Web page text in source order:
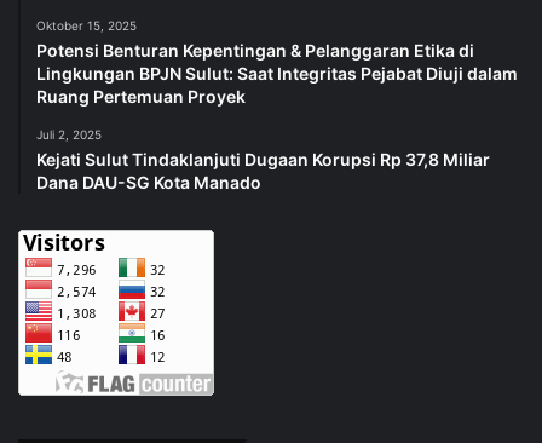
Oktober 15, 2025
Potensi Benturan Kepentingan & Pelanggaran Etika di
Lingkungan BPJN Sulut: Saat Integritas Pejabat Diuji dalam
Ruang Pertemuan Proyek
Juli 2, 2025
Kejati Sulut Tindaklanjuti Dugaan Korupsi Rp 37,8 Miliar
Dana DAU-SG Kota Manado